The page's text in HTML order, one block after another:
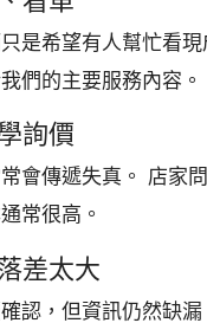
是希望有人幫忙看
們的主要服務內容。
詢價
會傳遞失真。 店家
常很高。
差太大
認，但資訊仍然缺